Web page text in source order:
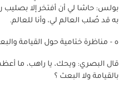
بولس: حاشا لي أن أفتخر إلا بصليب
به قد صُلب العالم لي، وأنا للعالم.
ه - مناظرة ختامية حول القيامة
قال البصري: ويحك، يا راهب، ما
بالقيامة ولا البعث ؟